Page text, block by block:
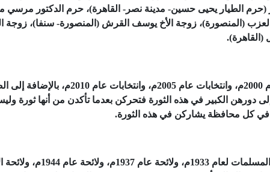
(حرم الطيار يحيى حسين- مدينة نصر- القاهرة)، حرم الدكتور
(المنصورة)، زوجة الأخ يوسف القرش (المنصورة- سنفا)، زوجة
(القاهرة).
ثم ركَّز على دور الأخوات في انتخابات عام 2000م، وانتخابات
دورهن الكبير في هذه الثورة فتحركن بعدما تأكدن من أنها ثورة
في كل محافظة يشاركن في هذه الثورة.
واختتم كتابه بملاحق لوائح قسم الأخوات المسلمات